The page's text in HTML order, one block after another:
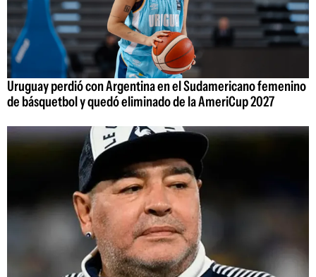
Uruguay perdió con Argentina en el Sudamericano femenino
de básquetbol y quedó eliminado de la AmeriCup 2027